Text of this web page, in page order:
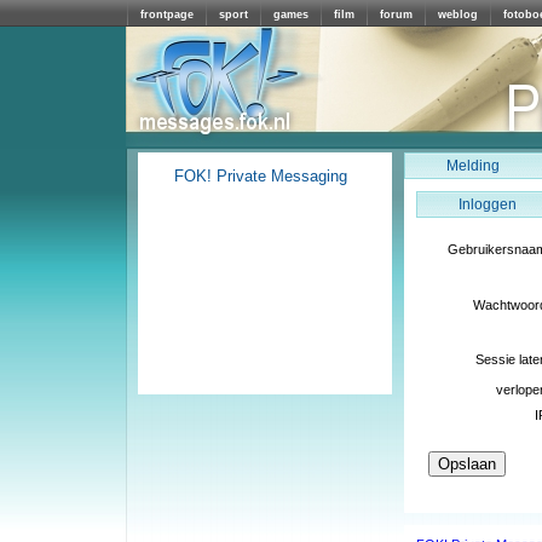
frontpage sport games film forum weblog
Melding
Inloggen
Sessie
FOK! Private Messaging